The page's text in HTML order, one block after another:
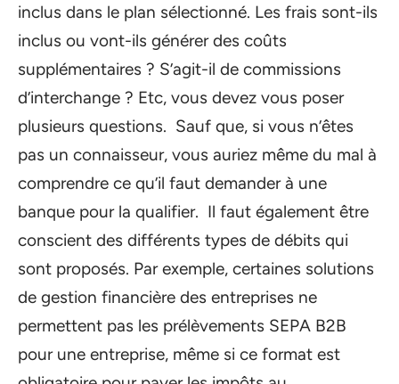
inclus dans le plan sélectionné. Les frais sont-ils
inclus ou vont-ils générer des coûts
supplémentaires ? S’agit-il de commissions
d’interchange ? Etc, vous devez vous poser
plusieurs questions. Sauf que, si vous n’êtes
pas un connaisseur, vous auriez même du mal à
comprendre ce qu’il faut demander à une
banque pour la qualifier. Il faut également être
conscient des différents types de débits qui
sont proposés. Par exemple, certaines solutions
de gestion financière des entreprises ne
permettent pas les prélèvements SEPA B2B
pour une entreprise, même si ce format est